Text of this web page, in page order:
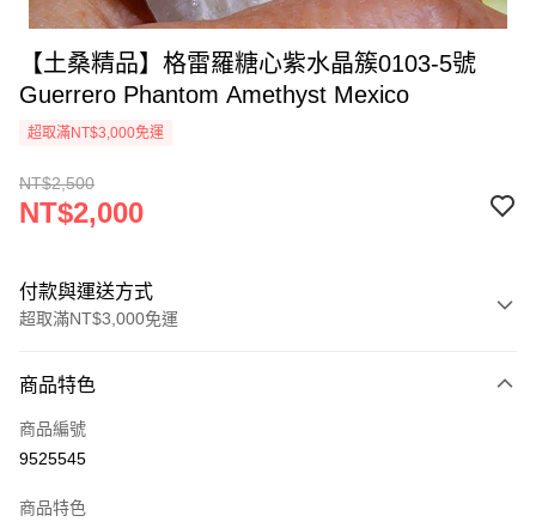
【土桑精品】格雷羅糖心紫水晶簇0103-5號
Guerrero Phantom Amethyst Mexico
超取滿NT$3,000免運
NT$2,500
NT$2,000
付款與運送方式
超取滿NT$3,000免運
信用卡一次付款
超商取貨付款
商品特色
商品編號
9525545
商品特色